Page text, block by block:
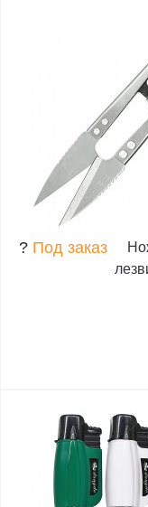
? Под заказ